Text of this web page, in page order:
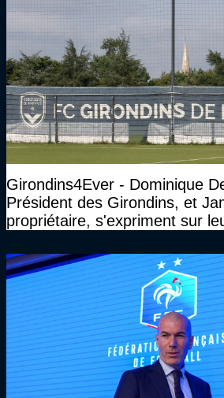
Girondins4Ever - Dominique
Président des Girondins, et
propriétaire, s'expriment sur